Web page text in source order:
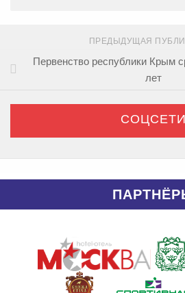
ПРЕДЫДУЩАЯ
Первенство республики Крым
лет
СОЦСЕТИ